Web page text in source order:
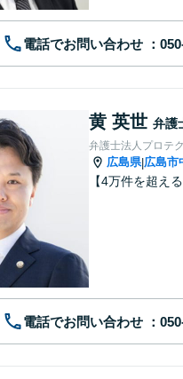
電話でお問い合わせ
黄 英世 弁護
弁護士法人プロテ
広島県|広島市
【4万件を超え
電話でお問い合わせ